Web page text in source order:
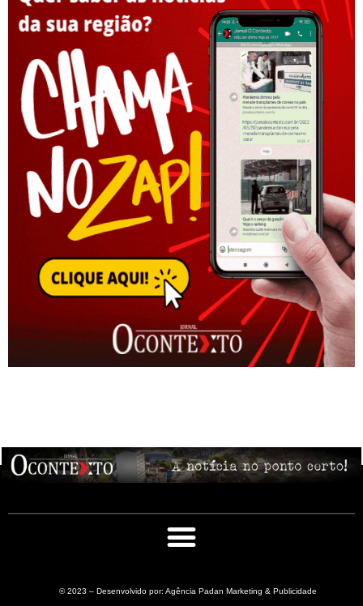
© 2023 – Desenvolvido por: Agência Padan Marketing & Publicidade